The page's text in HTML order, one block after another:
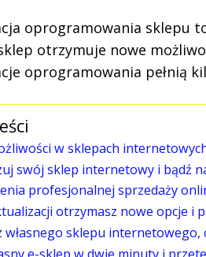
oprogramowania sklepu
otrzymuje nowe
oprogramowania pełnią
w sklepach
swój sklep internetowy i bądź
profesjonalnej sprzedaży
otrzymasz nowe opcje i
własnego sklepu internetowego,